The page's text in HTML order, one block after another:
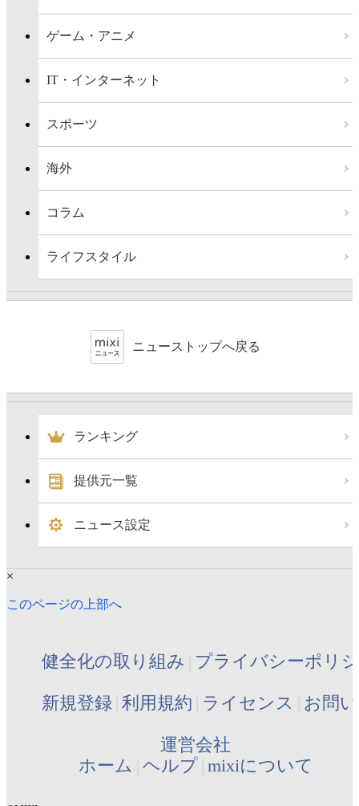
ゲーム・アニメ
IT・インターネット
スポーツ
海外
コラム
ライフスタイル
ニューストップへ戻る
ランキング
提供元一覧
ニュース設定
×
このページの上部へ
健全化の取り組み プライバシーポリ
新規登録 利用規約 ライセンス お問
運営会社
ホーム ヘルプ mixiについて